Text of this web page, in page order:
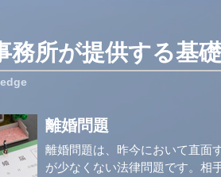
務所が提供する基
離婚問題
離婚問題は、昨今において直面
が少なくない法律問題です。相